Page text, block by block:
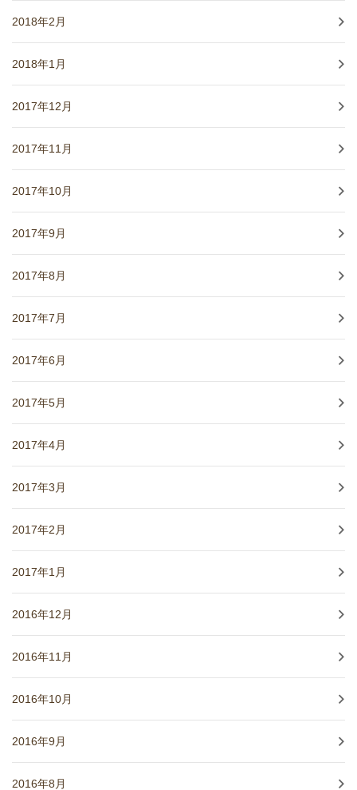
2018年2月
2018年1月
2017年12月
2017年11月
2017年10月
2017年9月
2017年8月
2017年7月
2017年6月
2017年5月
2017年4月
2017年3月
2017年2月
2017年1月
2016年12月
2016年11月
2016年10月
2016年9月
2016年8月